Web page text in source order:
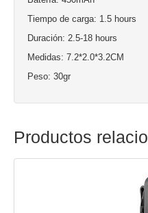
Tiempo de carga: 1.5 hours
Duración: 2.5-18 hours
Medidas: 7.2*2.0*3.2CM
Peso: 30gr
Productos